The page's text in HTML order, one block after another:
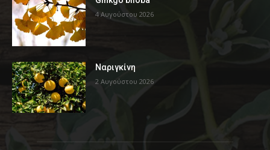
4 Αυγούστου 2026
Ναριγκίνη
2 Αυγούστου 2026